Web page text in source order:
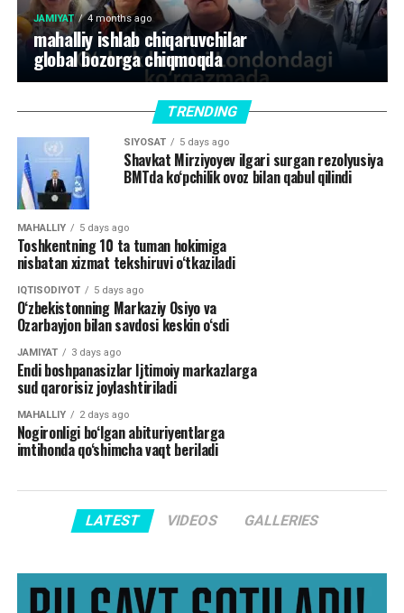
JAMIYAT 4 months ago
mahalliy ishlab chiqaruvchilar
global bozorga chiqmoqda
TRENDING
SIYOSAT 5 days ago
Shavkat Mirziyoyev ilgari surgan rezolyusiya
BMTda ko‘pchilik ovoz bilan qabul qilindi
MAHALLIY 5 days ago
Toshkentning 10 ta tuman hokimiga
nisbatan xizmat tekshiruvi o‘tkaziladi
IQTISODIYOT 5 days ago
O‘zbekistonning Markaziy Osiyo va
Ozarbayjon bilan savdosi keskin o‘sdi
JAMIYAT 3 days ago
Endi boshpanasizlar Ijtimoiy markazlarga
sud qarorisiz joylashtiriladi
MAHALLIY 2 days ago
Nogironligi bo‘lgan abituriyentlarga
imtihonda qo‘shimcha vaqt beriladi
LATEST VIDEOS GALLERIES